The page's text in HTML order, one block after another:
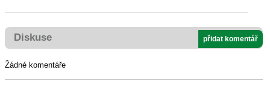
Diskuse přidat komentář
Žádné komentáře